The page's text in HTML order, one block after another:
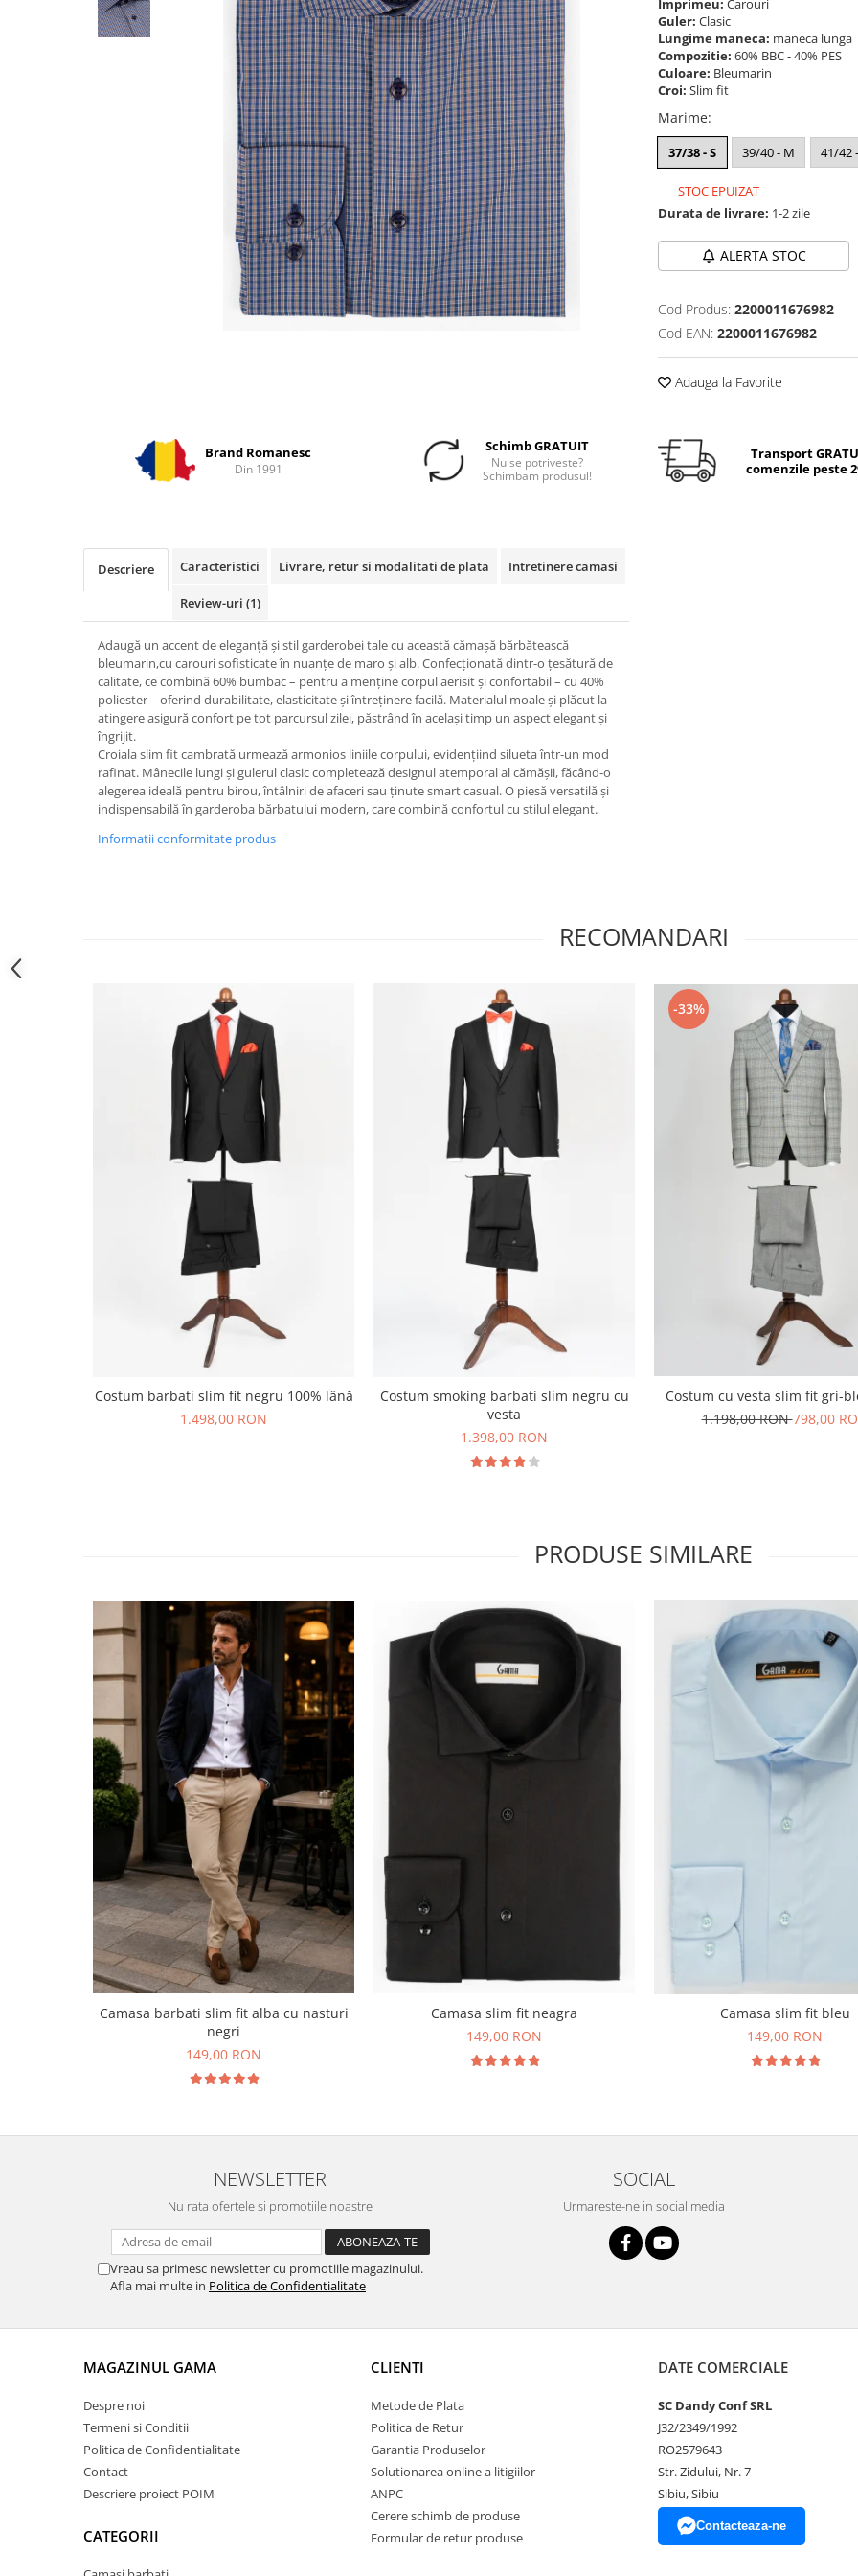
Imprimeu: Carouri
Guler: Clasic
Lungime maneca: maneca lunga
Compozitie: 60% BBC - 40% PES
Culoare: Bleumarin
Croi: Slim fit
Marime:
37/38 - S 39/40 - M 41/42
STOC EPUIZAT
Durata de livrare: 1-2 zile
ALERTA STOC
Cod Produs: 2200011676982
Cod EAN: 2200011676982
Adauga la Favorite
Brand Romanesc
Din 1991
Schimb GRATUIT
Nu se potriveste?
Schimbam produsul!
Transport
comenzile peste
Descriere Caracteristici Livrare, retur si modalitati de plata Intretinere camasi
Review-uri (1)
Adaugă un accent de eleganță și stil garderobei tale cu această cămașă bărbătească
bleumarin,cu carouri sofisticate în nuanțe de maro și alb. Confecționată dintr-o țesătură de
calitate, ce combină 60% bumbac – pentru a menține corpul aerisit și confortabil – cu 40%
poliester – oferind durabilitate, elasticitate și întreținere facilă. Materialul moale și plăcut la
atingere asigură confort pe tot parcursul zilei, păstrând în același timp un aspect elegant și
îngrijit.
Croiala slim fit cambrată urmează armonios liniile corpului, evidențiind silueta într-un mod
rafinat. Mânecile lungi și gulerul clasic completează designul atemporal al cămășii, făcând-o
alegerea ideală pentru birou, întâlniri de afaceri sau ținute smart casual. O piesă versatilă și
indispensabilă în garderoba bărbatului modern, care combină confortul cu stilul elegant.
Informatii conformitate produs
RECOMANDARI
Costum barbati slim fit negru 100% lână
1.498,00 RON
Costum smoking barbati slim negru cu
vesta
1.398,00 RON
-33%
Costum cu vesta slim fit gri-
1.198,00 RON798,00
PRODUSE SIMILARE
Camasa barbati slim fit alba cu nasturi
negri
149,00 RON
Camasa slim fit neagra
149,00 RON
Camasa slim fit bleu
149,00 RON
NEWSLETTER
Nu rata ofertele si promotiile noastre
Vreau sa primesc newsletter cu promotiile magazinului.
Afla mai multe in Politica de Confidentialitate
SOCIAL
Urmareste-ne in social media
MAGAZINUL GAMA
Despre noi
Termeni si Conditii
Politica de Confidentialitate
Contact
Descriere proiect POIM
CATEGORII
CLIENTI
Metode de Plata
Politica de Retur
Garantia Produselor
Solutionarea online a litigiilor
ANPC
Cerere schimb de produse
Formular de retur produse
DATE COMERCIALE
SC Dandy Conf SRL
J32/2349/1992
RO2579643
Str. Zidului, Nr. 7
Sibiu, Sibiu
Contacteaza-ne